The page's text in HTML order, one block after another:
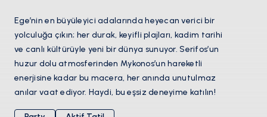
Ege’nin en büyüleyici adalarında heyecan verici bir
yolculuğa çıkın; her durak, keyifli plajları, kadim tarihi
ve canlı kültürüyle yeni bir dünya sunuyor. Serifos’un
huzur dolu atmosferinden Mykonos’un hareketli
enerjisine kadar bu macera, her anında unutulmaz
anılar vaat ediyor. Haydi, bu eşsiz deneyime katılın!